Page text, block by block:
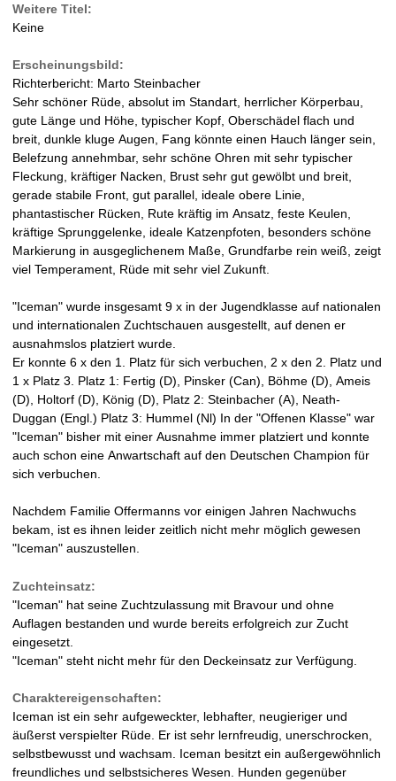
r
W
a
l
d
-
D
a
l
m
a
t
i
n
e
r
w
e
l
p
e
i
t
e
r
)
Weitere Titel:
Keine
Erscheinungsbild:
Richterbericht: Marto Steinbacher
Sehr schöner Rüde, absolut im Standart, herrlicher Körperbau,
gute Länge und Höhe, typischer Kopf, Oberschädel flach und
breit, dunkle kluge Augen, Fang könnte einen Hauch länger sein,
Belefzung annehmbar, sehr schöne Ohren mit sehr typischer
Fleckung, kräftiger Nacken, Brust sehr gut gewölbt und breit,
gerade stabile Front, gut parallel, ideale obere Linie,
phantastischer Rücken, Rute kräftig im Ansatz, feste Keulen,
kräftige Sprunggelenke, ideale Katzenpfoten, besonders schöne
Markierung in ausgeglichenem Maße, Grundfarbe rein weiß, zeigt
viel Temperament, Rüde mit sehr viel Zukunft.
"Iceman" wurde insgesamt 9 x in der Jugendklasse auf nationalen
und internationalen Zuchtschauen ausgestellt, auf denen er
ausnahmslos platziert wurde.
Er konnte 6 x den 1. Platz für sich verbuchen, 2 x den 2. Platz und
1 x Platz 3. Platz 1: Fertig (D), Pinsker (Can), Böhme (D), Ameis
(D), Holtorf (D), König (D), Platz 2: Steinbacher (A), Neath-
Duggan (Engl.) Platz 3: Hummel (Nl) In der "Offenen Klasse" war
"Iceman" bisher mit einer Ausnahme immer platziert und konnte
auch schon eine Anwartschaft auf den Deutschen Champion für
sich verbuchen.
Nachdem Familie Offermanns vor einigen Jahren Nachwuchs
bekam, ist es ihnen leider zeitlich nicht mehr möglich gewesen
"Iceman" auszustellen.
Zuchteinsatz:
"Iceman" hat seine Zuchtzulassung mit Bravour und ohne
Auflagen bestanden und wurde bereits erfolgreich zur Zucht
eingesetzt.
"Iceman" steht nicht mehr für den Deckeinsatz zur Verfügung.
Charaktereigenschaften:
Iceman ist ein sehr aufgeweckter, lebhafter, neugieriger und
äußerst verspielter Rüde. Er ist sehr lernfreudig, unerschrocken,
selbstbewusst und wachsam. Iceman besitzt ein außergewöhnlich
freundliches und selbstsicheres Wesen. Hunden gegenüber